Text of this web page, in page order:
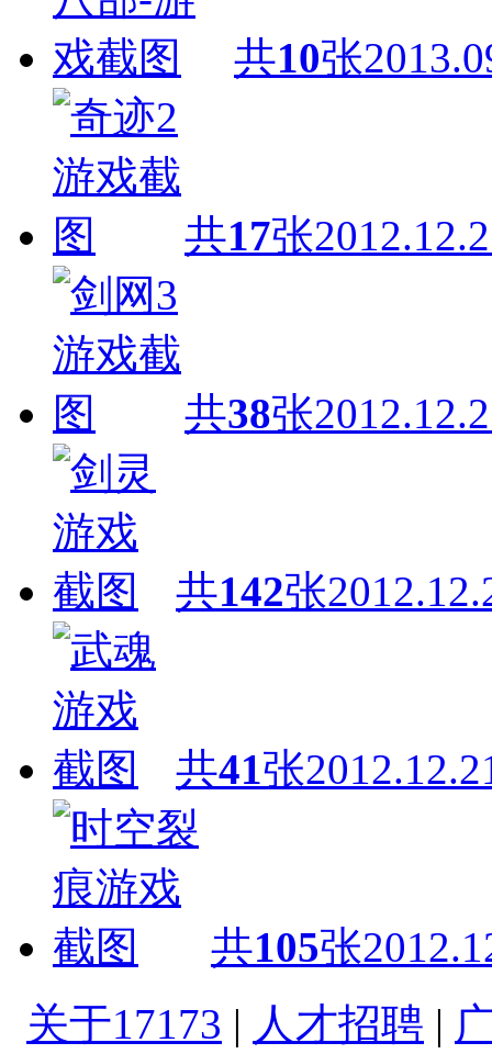
共10张
共17张
共38张
共142张
共41张
共105张
关于17173 | 人才招聘 |